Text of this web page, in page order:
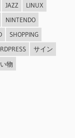
JAZZ
LINUX
NINTENDO
SHOPPING
サイン
物